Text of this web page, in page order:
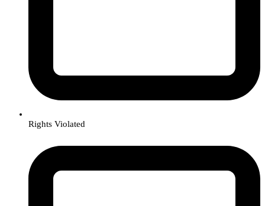
Rights Violated